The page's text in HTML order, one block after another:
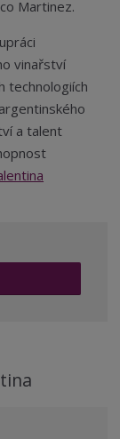
Martinez.
vinařství
technologiích
a talent